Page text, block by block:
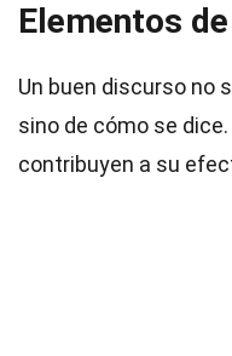
Elementos
Un buen discurso no
sino de cómo se
contribuyen a su